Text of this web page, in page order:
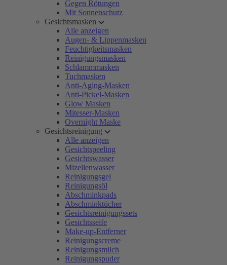
Gegen Rötungen
Mit Sonnenschutz
Gesichtsmasken
Alle anzeigen
Augen- & Lippenmasken
Feuchtigkeitsmasken
Reinigungsmasken
Schlammmasken
Tuchmasken
Anti-Aging-Masken
Anti-Pickel-Masken
Glow Masken
Mitesser-Masken
Overnight Maske
Gesichtsreinigung
Alle anzeigen
Gesichtspeeling
Gesichtswasser
Mizellenwasser
Reinigungsgel
Reinigungsöl
Abschminkpads
Abschminktücher
Gesichtsreinigungssets
Gesichtsseife
Make-up-Entferner
Reinigungscreme
Reinigungsmilch
Reinigungspuder